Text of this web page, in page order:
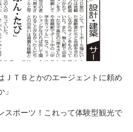
ＴＢとかのエージェントに頼め
ポーツ！これって体験型観光で